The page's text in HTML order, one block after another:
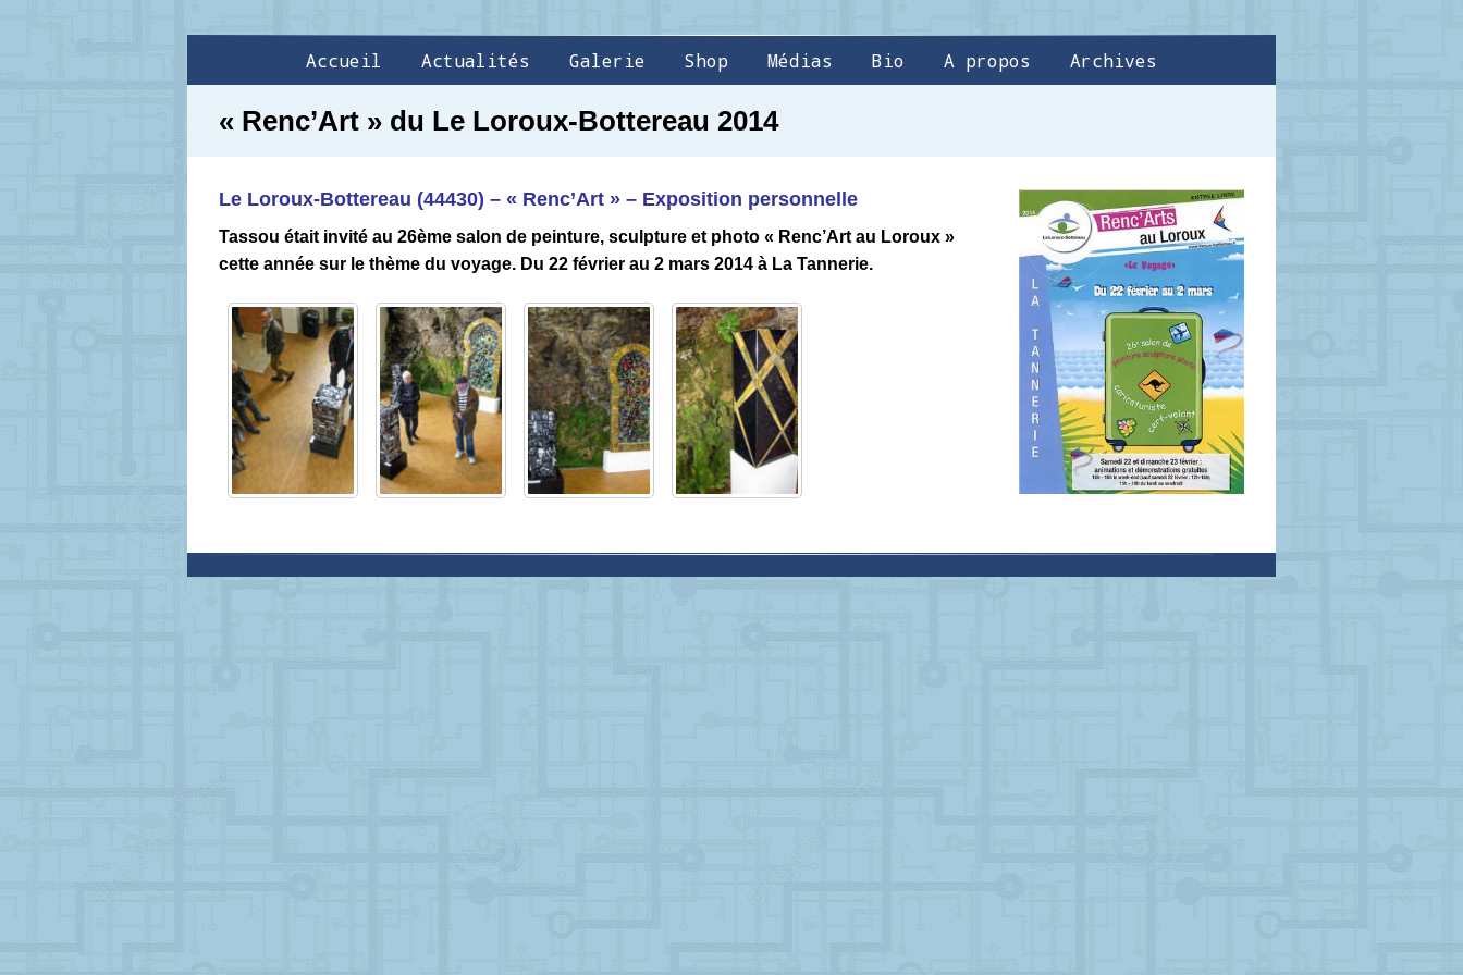
Accueil Actualités Galerie Shop Médias Bio A propos Archives
« Renc’Art » du Le Loroux-Bottereau 2014
Le Loroux-Bottereau (44430) – « Renc’Art » – Exposition personnelle
Tassou était invité au 26ème salon de peinture, sculpture et photo « Renc’Art au Loroux »
cette année sur le thème du voyage. Du 22 février au 2 mars 2014 à La Tannerie.